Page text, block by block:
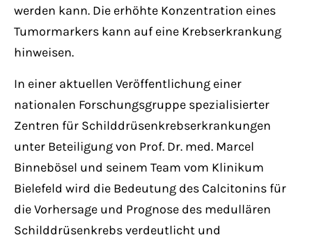
werden kann. Die erhöhte Konzentration eines
Tumormarkers kann auf eine Krebserkrankung
hinweisen.
In einer aktuellen Veröffentlichung einer
nationalen Forschungsgruppe spezialisierter
Zentren für Schilddrüsenkrebserkrankungen
unter Beteiligung von Prof. Dr. med. Marcel
Binnebösel und seinem Team vom Klinikum
Bielefeld wird die Bedeutung des Calcitonins für
die Vorhersage und Prognose des medullären
Schilddrüsenkrebs verdeutlicht und